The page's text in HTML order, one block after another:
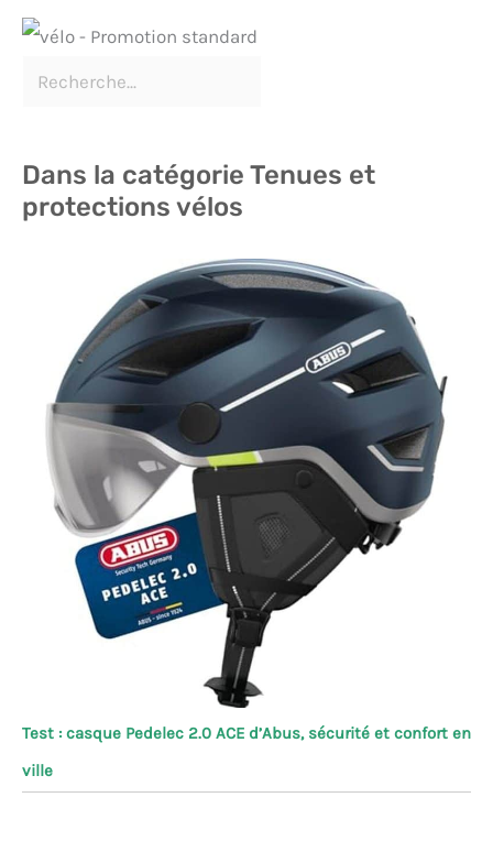
Dans la catégorie Tenues et
protections vélos
Test : casque Pedelec 2.0 ACE d’Abus, sécurité et confort en
ville